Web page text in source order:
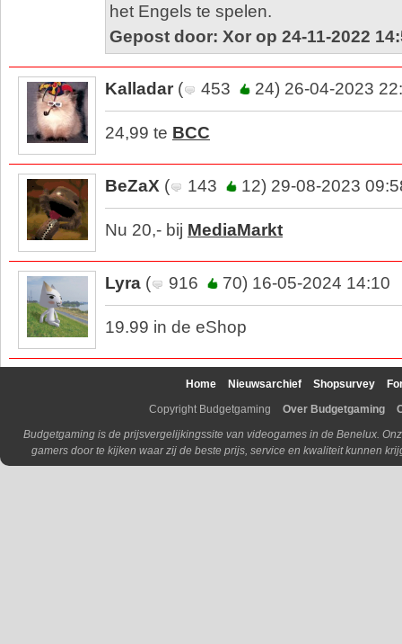
het Engels te spelen.
Gepost door: Xor op 24-11-2022
Kalladar ( 453 24) 26-04-2023
24,99 te BCC
BeZaX ( 143 12) 29-08-2023
Nu 20,- bij MediaMarkt
Lyra ( 916 70) 16-05-2024 14:10
19.99 in de eShop
Home Nieuwsarchief Shopsurvey
Copyright Budgetgaming
Over Budgetgaming
Budgetgaming is de prijsvergelijkingssite van videogames in de Benelux.
gamers door te kijken waar zij de beste prijs, service en kwaliteit kunnen